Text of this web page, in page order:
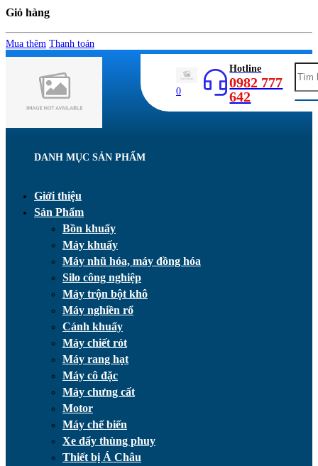
Giỏ hàng
Mua thêm Thanh toán
0
Hotline
0982 777
642
DANH MỤC SẢN PHẨM
Giới thiệu
Sản Phẩm
Bồn khuấy
Máy khuấy
Máy nhũ hóa, máy đồng hóa
Silo công nghiệp
Máy trộn bột khô
Máy nghiền rổ
Cánh khuấy
Máy chiết rót
Máy rang hạt
Máy cô đặc
Máy chưng cất
Motor
Máy chế biến
Xe đẩy thùng phuy
Thiết bị Á Châu